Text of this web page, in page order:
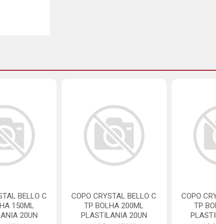
BELLO C
150ML
20UN
COPO CRYSTAL BELLO C
TP BOLHA 200ML
PLASTILANIA 20UN
COPO
TP